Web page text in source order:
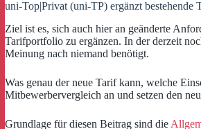
uni-Top|Privat (uni-TP) ergänzt bestehende
Ziel ist es, sich auch hier an geänderte
Tarifportfolio zu ergänzen. In der derzeit
Meinung nach niemand benötigt.
Was genau der neue Tarif kann, welche
Mitbewerbervergleich an und setzen den
Grundlage für diesen Beitrag sind die